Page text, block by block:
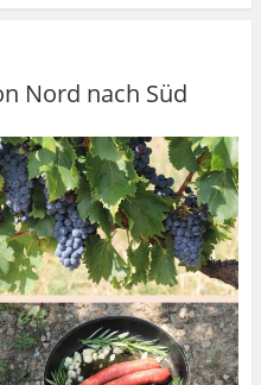
Nord nach Süd